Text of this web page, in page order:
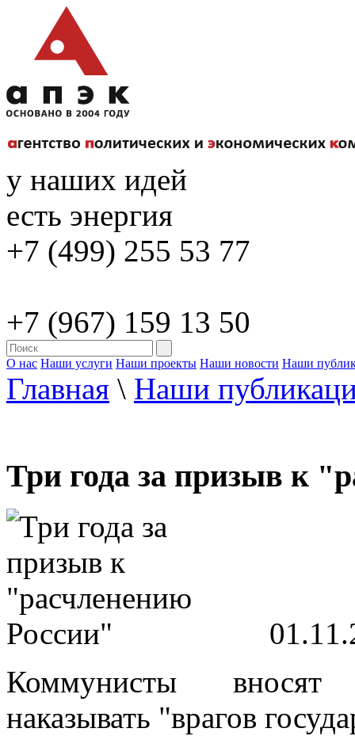
у наших идей
есть энергия
+7 (499) 255 53 77
+7 (967) 159 13 50
О нас Наши услуги Наши проекты Наши новости Наши
Главная \ Наши
Три года за призыв к
Коммунисты вносят
наказывать "врагов